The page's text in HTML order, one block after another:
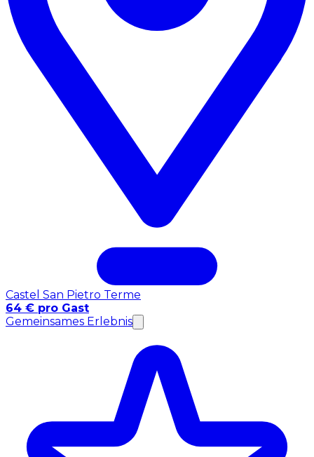
Castel San Pietro Terme
64 € pro Gast
Gemeinsames Erlebnis